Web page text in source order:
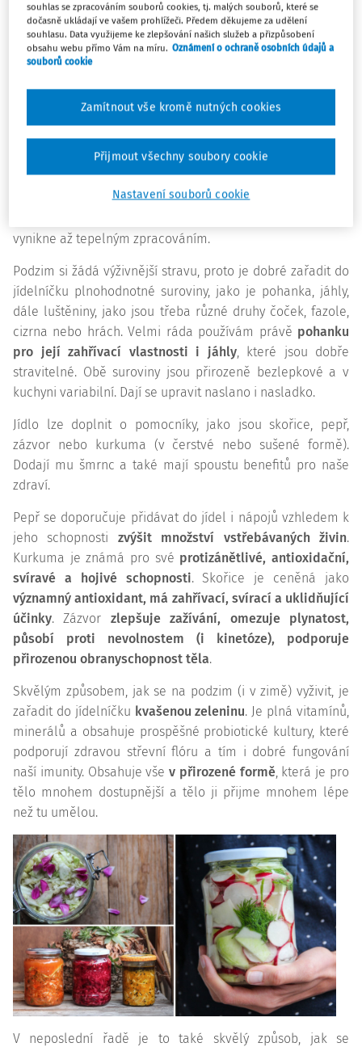
Kdoule jsou bohaté na pektin, a velmi se tedy hodí k
tepelné úpravě - vaření i pečení. Díky pektinu jsou
skvělými pomocníky při střevních a žaludečních potížích,
V lidovém léčitelství se využívaly také květy, listy i semena.
Čaj z květů pomáhá při kašli. Na kašel a záněty v dutině
hlen, který potahuje sliznice ochrannou vrstvou.
Kdoule jsou úžasné na všelijaké tvoření v kuchyni.
vynikne až tepelným zpracováním.
Podzim si žádá výživnější stravu, proto je dobré zařadit do
jídelníčku plnohodnotné suroviny, jako je pohanka, jáhly,
dále luštěniny, jako jsou třeba různé druhy čoček, fazole,
cizrna nebo hrách. Velmi ráda používám právě pohanku
pro její zahřívací vlastnosti i jáhly, které jsou dobře
stravitelné. Obě suroviny jsou přirozeně bezlepkové a v
kuchyni variabilní. Dají se upravit naslano i nasladko.
Jídlo lze doplnit o pomocníky, jako jsou skořice, pepř,
zázvor nebo kurkuma (v čerstvé nebo sušené formě).
Dodají mu šmrnc a také mají spoustu benefitů pro naše
zdraví.
Pepř se doporučuje přidávat do jídel i nápojů vzhledem k
jeho schopnosti zvýšit množství vstřebávaných živin.
Kurkuma je známá pro své protizánětlivé, antioxidační,
svíravé a hojivé schopnosti. Skořice je ceněná jako
významný antioxidant, má zahřívací, svírací a uklidňující
účinky. Zázvor zlepšuje zažívání, omezuje plynatost,
působí proti nevolnostem (i kinetóze), podporuje
přirozenou obranyschopnost těla.
Skvělým způsobem, jak se na podzim (i v zimě) vyživit, je
zařadit do jídelníčku kvašenou zeleninu. Je plná vitamínů,
minerálů a obsahuje prospěšné probiotické kultury, které
podporují zdravou střevní flóru a tím i dobré fungování
naší imunity. Obsahuje všev přirozené formě, která je pro
tělo mnohem dostupnější a tělo ji přijme mnohem lépe
než tu umělou.
V neposlední řadě je to také skvělý způsob, jak se
souhlas se zpracováním souborů cookies, tj. malých souborů, které se
dočasně ukládají ve vašem prohlížeči. Předem děkujeme za udělení
souhlasu. Data využijeme ke zlepšování našich služeb a přizpůsobení
obsahu webu přímo Vám na míru. Oznámení o ochraně osobních údajů a
souborů cookie
Nastavení souborů cookie
Zamítnout vše kromě nutných cookies
Přijmout všechny soubory cookie